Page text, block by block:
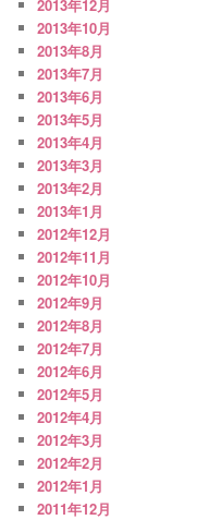
2013年12月
2013年10月
2013年8月
2013年7月
2013年6月
2013年5月
2013年4月
2013年3月
2013年2月
2013年1月
2012年12月
2012年11月
2012年10月
2012年9月
2012年8月
2012年7月
2012年6月
2012年5月
2012年4月
2012年3月
2012年2月
2012年1月
2011年12月